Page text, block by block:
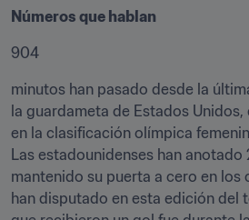
Números que hablan
904
minutos han pasado desde la
la guardameta de Estados
en la clasificación olímpica
Las estadounidenses han anotado
mantenido su puerta a cero en los
han disputado en esta edición del